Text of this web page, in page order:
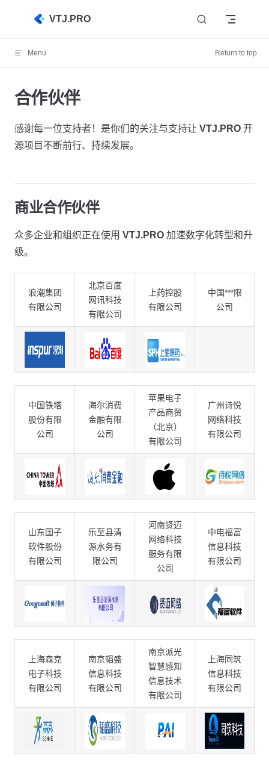
Skip to contentVTJ.PRO
Menu Return to top
合作伙伴
感谢每一位支持者！是你们的关注与支持让 VTJ.PRO 开
源项目不断前行、持续发展。
商业合作伙伴
众多企业和组织正在使用 VTJ.PRO 加速数字化转型和升
级。
浪潮集团
有限公司
北京百度
网讯科技
有限公司
上药控股
有限公司
中国***限
公司
中国铁塔
股份有限
公司
海尔消费
金融有限
公司
苹果电子
产品商贸
（北京）
有限公司
广州诗悦
网络科技
有限公司
山东国子
软件股份
有限公司
乐至县清
源水务有
限公司
河南贤迈
网络科技
服务有限
公司
中电福富
信息科技
有限公司
上海森克
电子科技
有限公司
南京韬盛
信息科技
有限公司
南京派光
智慧感知
信息技术
有限公司
上海同筑
信息科技
有限公司